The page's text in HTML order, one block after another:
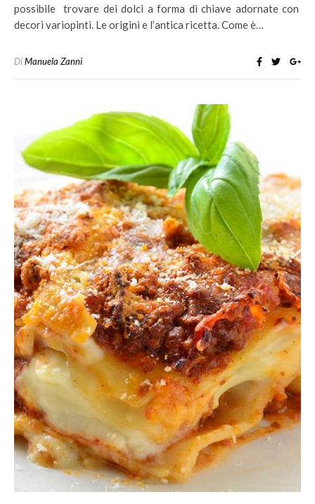
possibile trovare dei dolci a forma di chiave adornate con
decori variopinti. Le origini e l’antica ricetta. Come è…
DiManuela Zanni